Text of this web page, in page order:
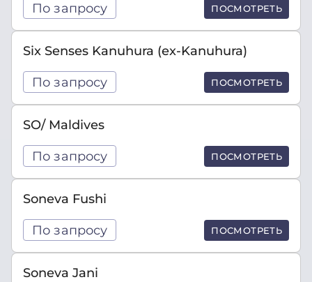
По запросу ПОСМОТРЕТЬ
Six Senses Kanuhura (ex-Kanuhura)
По запросу ПОСМОТРЕТЬ
SO/ Maldives
По запросу ПОСМОТРЕТЬ
Soneva Fushi
По запросу ПОСМОТРЕТЬ
Soneva Jani